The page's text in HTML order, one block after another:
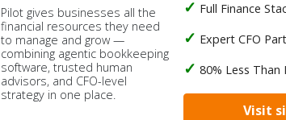
Pilot gives businesses all the
financial resources they need
to manage and grow —
combining agentic bookkeeping
software, trusted human
advisors, and CFO-level
strategy in one place.
Full Finance
Expert CFO
80% Less Than
Visit